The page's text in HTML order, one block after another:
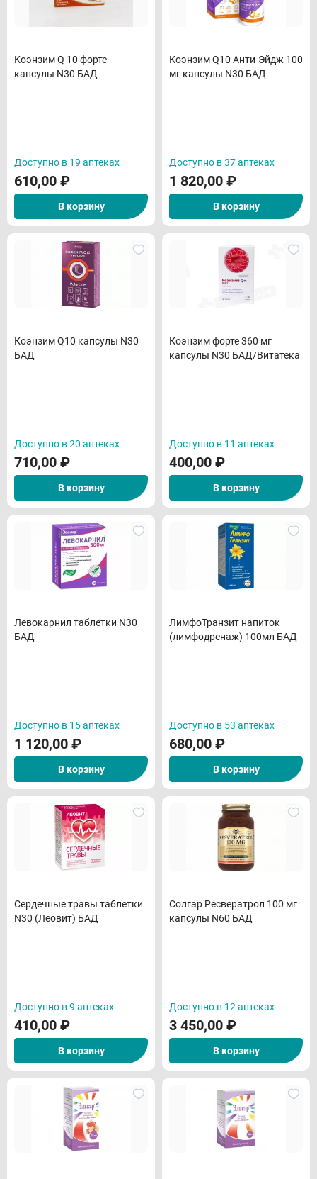
Коэнзим Q 10 форте
капсулы N30 БАД
Доступно в 19 аптеках
610,00 ₽
В корзину
Коэнзим Q10 Анти-Эйдж 100
мг капсулы N30 БАД
Доступно в 37 аптеках
1 820,00 ₽
В корзину
Коэнзим Q10 капсулы N30
БАД
Доступно в 20 аптеках
710,00 ₽
В корзину
Коэнзим форте 360 мг
капсулы N30 БАД/Витатека
Доступно в 11 аптеках
400,00 ₽
В корзину
Левокарнил таблетки N30
БАД
Доступно в 15 аптеках
1 120,00 ₽
В корзину
ЛимфоТранзит напиток
(лимфодренаж) 100мл БАД
Доступно в 53 аптеках
680,00 ₽
В корзину
Сердечные травы таблетки
N30 (Леовит) БАД
Доступно в 9 аптеках
410,00 ₽
В корзину
Солгар Ресвератрол 100 мг
капсулы N60 БАД
Доступно в 12 аптеках
3 450,00 ₽
В корзину